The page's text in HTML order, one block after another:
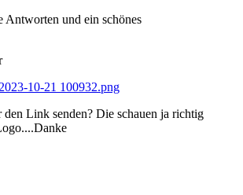
Antworten und ein schönes
Link senden? Die schauen ja richtig